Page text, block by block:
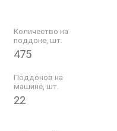
Количество на
поддоне, шт.
475
Поддонов на
машине, шт.
22